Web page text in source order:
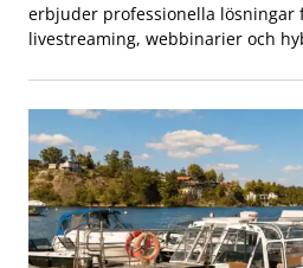
erbjuder professionella lösningar
livestreaming, webbinarier och